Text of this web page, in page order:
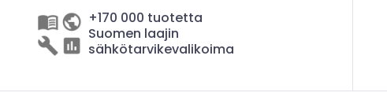
+170 000 tuotetta
Suomen laajin
sähkötarvikevalikoima